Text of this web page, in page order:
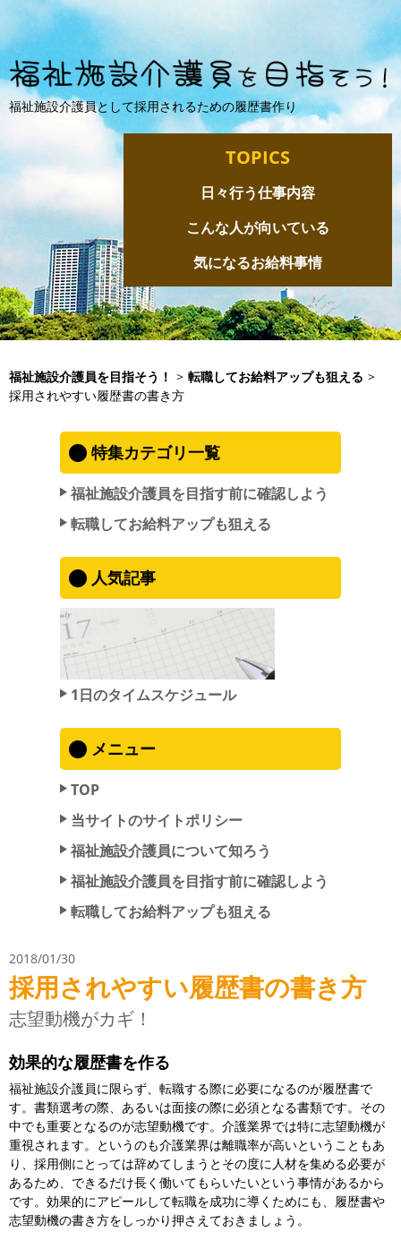
福祉施設介護員として採用されるための履歴書作り
TOPICS
日々行う仕事内容
こんな人が向いている
気になるお給料事情
福祉施設介護員を目指そう！ > 転職してお給料アップも狙える >
採用されやすい履歴書の書き方
特集カテゴリ一覧
福祉施設介護員を目指す前に確認しよう
転職してお給料アップも狙える
人気記事
1日のタイムスケジュール
メニュー
TOP
当サイトのサイトポリシー
福祉施設介護員について知ろう
福祉施設介護員を目指す前に確認しよう
転職してお給料アップも狙える
2018/01/30
採用されやすい履歴書の書き方
志望動機がカギ！
効果的な履歴書を作る
福祉施設介護員に限らず、転職する際に必要になるのが履歴書で
す。書類選考の際、あるいは面接の際に必須となる書類です。その
中でも重要となるのが志望動機です。介護業界では特に志望動機が
重視されます。というのも介護業界は離職率が高いということもあ
り、採用側にとっては辞めてしまうとその度に人材を集める必要が
あるため、できるだけ長く働いてもらいたいという事情があるから
です。効果的にアピールして転職を成功に導くためにも、履歴書や
志望動機の書き方をしっかり押さえておきましょう。